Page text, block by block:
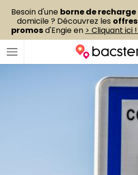
Besoin d'une borne de recharge
domicile ? Découvrez les offres
promosd'Engie en > Cliquant ici !